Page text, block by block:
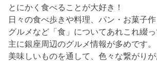
とにかく食べることが大好き！
日々の食べ歩きや料理、パン・お菓子
グルメなど「食」についてあれこれ綴っ
主に銀座周辺のグルメ情報が多めです。
美味しいものを通して、色々な繋がり